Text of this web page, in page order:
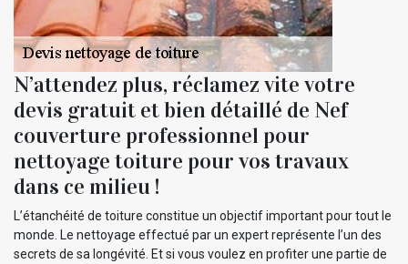
N’attendez plus, réclamez vite votre
devis gratuit et bien détaillé de Nef
couverture professionnel pour
nettoyage toiture pour vos travaux
dans ce milieu !
L’étanchéité de toiture constitue un objectif important pour tout le
monde. Le nettoyage effectué par un expert représente l’un des
secrets de sa longévité. Et si vous voulez en profiter une partie de